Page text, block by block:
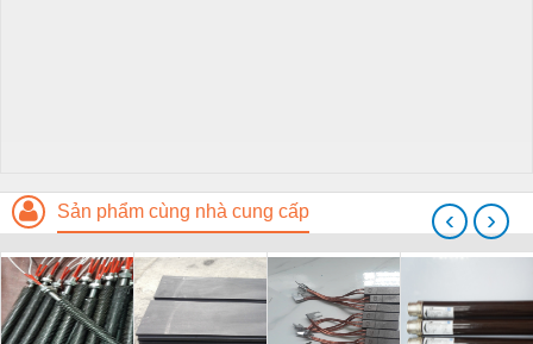
Sản phẩm cùng nhà cung cấp ‹ ›